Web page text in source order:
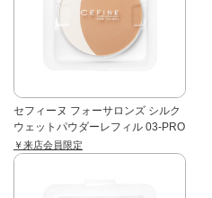
セフィーヌ フォーサロンズ シルク
ウェットパウダーレフィル 03-PRO
￥来店会員限定